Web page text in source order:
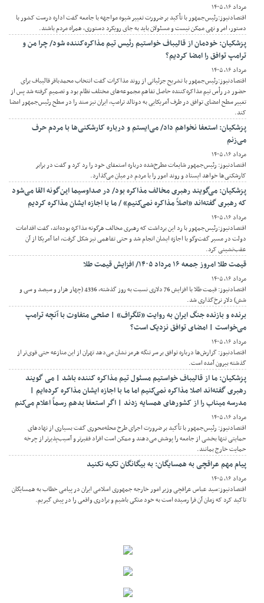
مرداد ۱۶, ۱۴۰۵
اقتصادنیوز:رئیس‌جمهور با تأکید بر ضرورت تغییر شیوه مواجهه با جامعه گفت اداره درست کشور با
دستور، امر و نهی ممکن نیست و مسئولان باید به جای رویکرد دستوری، همراه مردم باشند.
پزشکیان: خودمان از قالیباف خواستیم رئیس تیم مذاکره‌کننده شود/ چرا من و
ترامپ توافق را امضا کردیم؟
مرداد ۱۶, ۱۴۰۵
اقتصادنیوز:رئیس‌جمهور با تشریح جزئیاتی از روند مذاکرات گفت انتخاب محمدباقر قالیباف برای
حضور در رأس تیم مذاکره‌کننده حاصل تفاهم مجموعه‌های مختلف نظام بود و تصمیم گرفته شد پس از
تغییر سطح امضای توافق در طرف آمریکایی به دونالد ترامپ، ایران نیز سند را در سطح رئیس‌جمهور امضا
کند.
پزشکیان: استعفا نخواهم داد/ می‌ایستم و درباره کارشکنی‌ها با مردم حرف
می‌زنم
مرداد ۱۶, ۱۴۰۵
اقتصادنیوز: رئیس‌جمهور شایعات مطرح‌شده درباره استعفای خود را رد کرد و گفت در برابر
کارشکنی‌ها خواهد ایستاد و روند امور را با مردم در میان می‌گذارد.
پزشکیان: می‌گویند رهبری مخالف مذاکره بود/ در صداوسیما این‌گونه القا می‌شود
که رهبری گفته‌اند «اصلاً مذاکره نمی‌کنیم» / ما با اجازه ایشان مذاکره کردیم
مرداد ۱۶, ۱۴۰۵
اقتصادنیوز:رئیس‌جمهور با رد این برداشت که رهبری مخالف هرگونه مذاکره بوده‌اند، گفت اقدامات
دولت در مسیر گفت‌وگو با اجازه ایشان انجام شد و حتی تفاهمی نیز شکل گرفت، اما آمریکا از آن
عقب‌نشینی کرد.
قیمت طلا امروز جمعه ۱۶ مرداد ۱۴۰۵/ افزایش قیمت طلا
مرداد ۱۶, ۱۴۰۵
اقتصادنیوز: قیمت طلا با افزایش 76 دلاری نسبت به روز گذشته، 4336 (چهار هزار و سیصد و سی و
شش) دلار نرخ‌گذاری شد.
برنده و بازنده جنگ ایران به روایت «تلگراف» | صلحی متفاوت با آنچه ترامپ
می‌خواست | امضای توافق نزدیک است؟
مرداد ۱۶, ۱۴۰۵
اقتصادنیوز: گزارش‌ها درباره توافق بر سر تنگه هرمز نشان می‌دهد تهران از این منازعه حتی قوی‌تر از
گذشته بیرون آمده است.
پزشکیان: ما از قالیباف خواستیم مسئول تیم مذاکره کننده باشد | می گویند
رهبری گفته‌اند اصلا مذاکره نمی‌کنیم اما ما با اجازه ایشان مذاکره کرده‌ایم |
مدرسه میناب را از کشورهای همسایه زدند | اگر استعفا بدهم رسماً اعلام می‌کنم
مرداد ۱۶, ۱۴۰۵
اقتصادنیوز: رئیس‌جمهور با تأکید بر ضرورت اجرای طرح محله‌محوری گفت بسیاری از نهادهای
حمایتی تنها بخشی از جامعه را پوشش می‌دهند و ممکن است افراد فقیرتر و آسیب‌پذیرتر از چرخه
حمایت خارج بمانند.
پیام مهم عراقچی به همسایگان: به بیگانگان تکیه نکنید
مرداد ۱۶, ۱۴۰۵
اقتصادنیوز:سید عباس عراقچی وزیر امور خارجه جمهوری اسلامی ایران در پیامی خطاب به همسایگان
تاکید کرد که زمان آن فرا رسیده است به خود متکی باشیم و برادری واقعی را در پیش گیریم.